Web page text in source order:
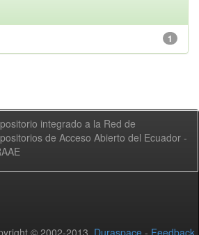
1
integrado a la Red de
de Acceso Abierto del Ecuador -
© 2002-2013 Duraspace - Feedback